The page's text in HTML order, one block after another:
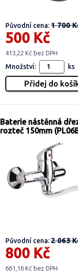
Původní cena:1 700
500 Kč
413,22 Kč bez DPH
Množství: ks
Baterie nástěnná
rozteč 150mm
Původní cena:2 063
800 Kč
661,16 Kč bez DPH